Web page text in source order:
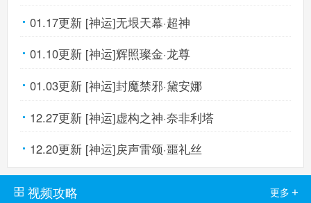
奥奇传说手机版
01.17更新 [神运]无垠天幕·超神
01.10更新 [神运]辉照璨金·龙尊
01.03更新 [神运]封魔禁邪·黛安娜
12.27更新 [神运]虚构之神·奈非利塔
12.20更新 [神运]戾声雷颂·噩礼丝
视频攻略 更多 +